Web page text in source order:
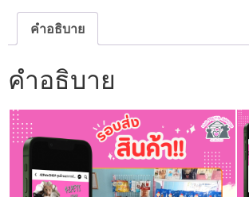
คำอธิบาย
คำอธิบาย